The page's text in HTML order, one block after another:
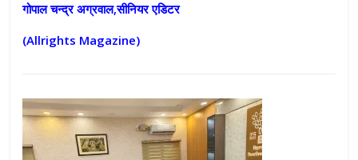
गोपाल चन्द्र अग्रवाल,सीनियर एडिटर
(Allrights Magazine)